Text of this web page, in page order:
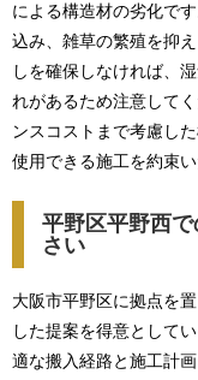
による構造材の劣化で
込み、雑草の繁殖を抑
しを確保しなければ、
れがあるため注意して
ンスコストまで考慮し
使用できる施工を約束い
平野区平野西
さい
大阪市平野区に拠点を
した提案を得意として
適な搬入経路と施工計